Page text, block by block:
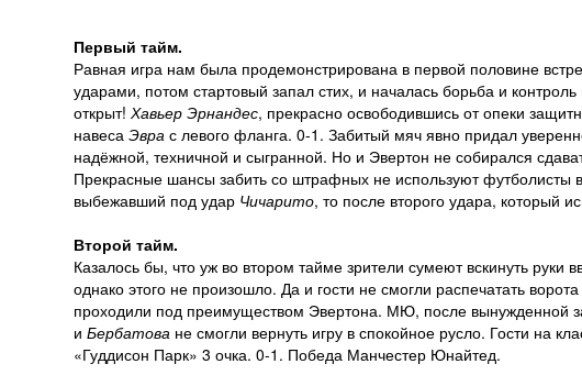
Первый тайм.
Равная игра нам была продемонстрирована в первой половине
ударами, потом стартовый запал стих, и началась борьба и
открыт!Хавьер Эрнандес, прекрасно освободившись от опеки
навесаЭвра с левого фланга. 0-1. Забитый мяч явно придал
надёжной, техничной и сыгранной. Но и Эвертон не собирался
Прекрасные шансы забить со штрафных не используют
выбежавший под удар Чичарито, то после второго удара, который
Второй тайм.
Казалось бы, что уж во втором тайме зрители сумеют вскинуть
однако этого не произошло. Да и гости не смогли распечатать
проходили под преимуществом Эвертона. МЮ, после вынужденной
иБербатова не смогли вернуть игру в спокойное русло. Гости на
«Гуддисон Парк» 3 очка. 0-1. Победа Манчестер Юнайтед.